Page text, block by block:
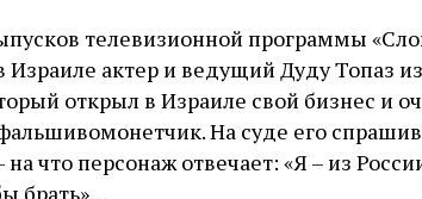
телевизионной программы
актер и ведущий Дуду Топаз
открыл в Израиле свой бизнес и
На суде его
на что персонаж отвечает: «Я – из